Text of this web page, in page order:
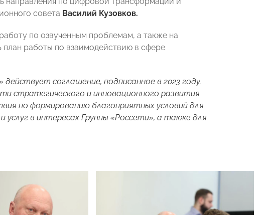
совета Василий Кузовков.
по озвученным проблемам, а также на
работы по взаимодействию в сфере
действует соглашение, подписанное в 2023 году.
стратегического и инновационного развития
по формированию благоприятных условий для
услуг в интересах Группы «Россети», а также для